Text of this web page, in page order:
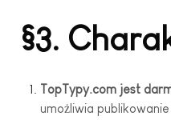
§3.
TopTypy.com jest
umożliwia